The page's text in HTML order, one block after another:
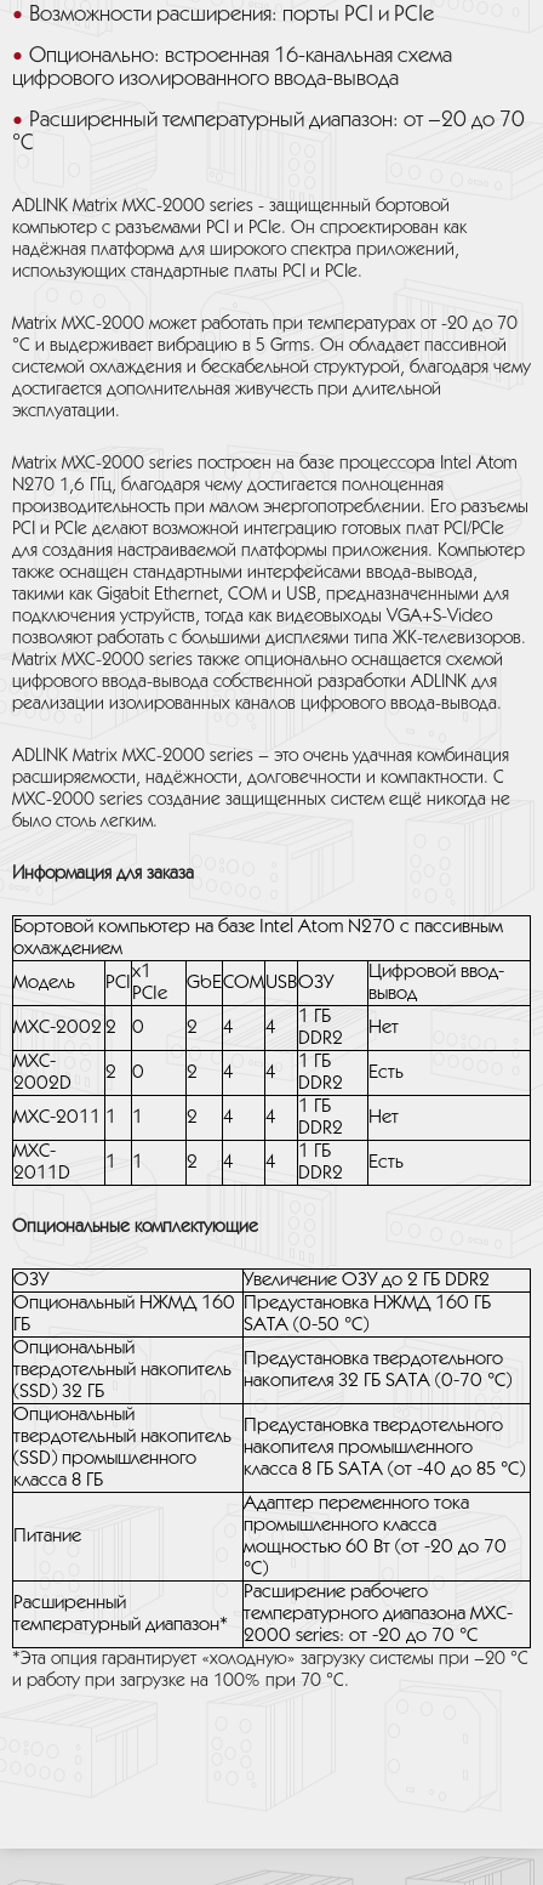
Возможности расширения: порты PCI и PCIe
Опционально: встроенная 16-канальная схема
цифрового изолированного ввода-вывода
Расширенный температурный диапазон: от –20 до 70
°C
ADLINK Matrix MXC-2000 series - защищенный бортовой
компьютер с разъемами PCI и PCIe. Он спроектирован как
надёжная платформа для широкого спектра приложений,
использующих стандартные платы PCI и PCIe.
Matrix MXC-2000 может работать при температурах от -20 до 70
°C и выдерживает вибрацию в 5 Grms. Он обладает пассивной
системой охлаждения и бескабельной структурой, благодаря чему
достигается дополнительная живучесть при длительной
эксплуатации.
Matrix MXC-2000 series построен на базе процессора Intel Atom
N270 1,6 ГГц, благодаря чему достигается полноценная
производительность при малом энергопотреблении. Его разъемы
PCI и PCIe делают возможной интеграцию готовых плат PCI/PCIe
для создания настраиваемой платформы приложения. Компьютер
также оснащен стандартными интерфейсами ввода-вывода,
такими как Gigabit Ethernet, COM и USB, предназначенными для
подключения уструйств, тогда как видеовыходы VGA+S-Video
позволяют работать с большими дисплеями типа ЖК-телевизоров.
Matrix MXC-2000 series также опционально оснащается схемой
цифрового ввода-вывода собственной разработки ADLINK для
реализации изолированных каналов цифрового ввода-вывода.
ADLINK Matrix MXC-2000 series – это очень удачная комбинация
расширяемости, надёжности, долговечности и компактности. С
MXC-2000 series создание защищенных систем ещё никогда не
было столь легким.
Информация для заказа
Бортовой компьютер на базе Intel Atom N270 с пассивным
охлаждением
Модель
PCI
x1
PCIe
GbECOMUSBОЗУ
Цифровой ввод-
вывод
MXC-2002 2 0 2 4 4
1 ГБ
DDR2
Нет
MXC-
2002D
2 0 2 4 4
1 ГБ
DDR2
Есть
MXC-2011 1 1 2 4 4
1 ГБ
DDR2
Нет
MXC-
2011D
1 1 2 4 4
1 ГБ
DDR2
Есть
Опциональные комплектующие
ОЗУ
Увеличение ОЗУ до 2 ГБ DDR2
Опциональный НЖМД 160
ГБ
Предустановка НЖМД 160 ГБ
SATA (0-50 °C)
Опциональный
твердотельный накопитель
(SSD) 32 ГБ
Предустановка твердотельного
накопителя 32 ГБ SATA (0-70 °C)
Опциональный
твердотельный накопитель
(SSD) промышленного
класса 8 ГБ
Предустановка твердотельного
накопителя промышленного
класса 8 ГБ SATA (от -40 до 85 °C)
Питание
Адаптер переменного тока
промышленного класса
мощностью 60 Вт (от -20 до 70
°C)
Расширенный
температурный диапазон*
Расширение рабочего
температурного диапазона MXC-
2000 series: от -20 до 70 °C
*Эта опция гарантирует «холодную» загрузку системы при –20 °C
и работу при загрузке на 100% при 70 °C.